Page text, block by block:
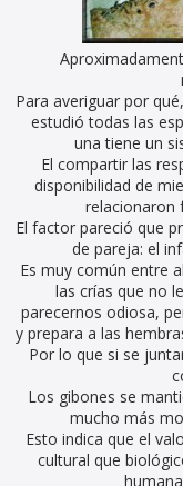
Para averiguar por
estudió todas las
una tiene un
El compartir las
disponibilidad de
relacionaron
El factor pareció que
de pareja: el
Es muy común entre
las crías que no
parecernos odiosa,
y prepara a las
Por lo que si se
Los gibones se
mucho más
Esto indica que el
cultural que